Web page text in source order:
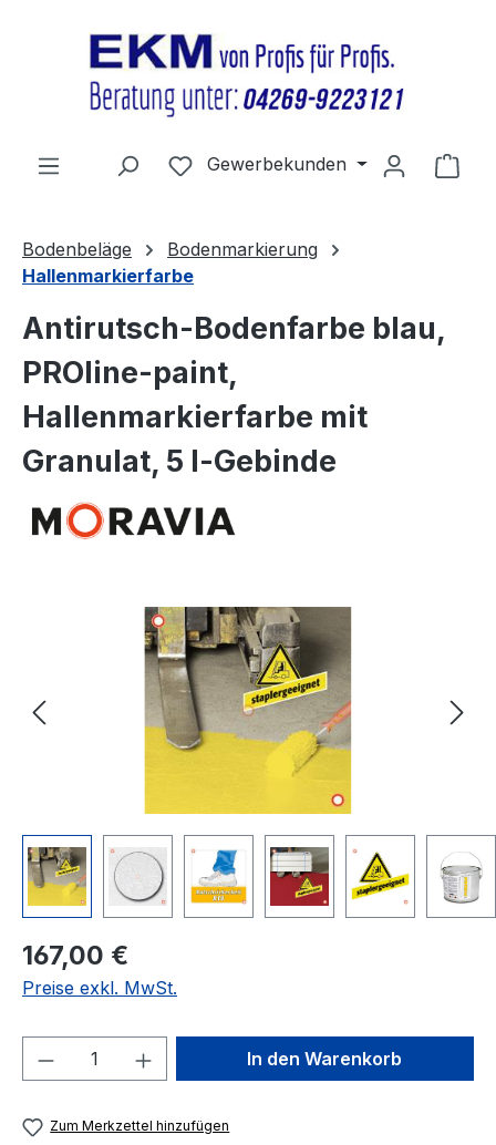
Du hast 0 Produkte auf dem
Gewerbekunden
Bodenbeläge
Bodenmarkierung
Hallenmarkierfarbe
Antirutsch-Bodenfarbe blau,
PROline-paint,
Hallenmarkierfarbe mit
Granulat, 5 l-Gebinde
Regulärer Preis:
167,00 €
Preise exkl. MwSt.
Produkt Anzahl: Gib denIn den Warenkorb
Zum Merkzettel hinzufügen